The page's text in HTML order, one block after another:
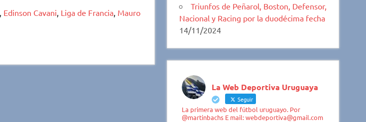
Edinson Cavani Liga de Francia, Mauro
Triunfos de Peñarol, Boston, Defensor,
Nacional y Racing por la duodécima fecha
14/11/2024
La Web Deportiva Uruguaya
Seguir
La primera web del fútbol uruguayo. Por
@martinbachs E mail: webdeportiva@gmail.com